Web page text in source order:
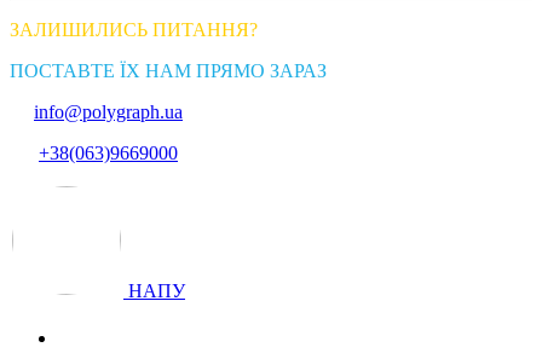
ЗАЛИШИЛИСЬ ПИТАННЯ?
ПОСТАВТЕ ЇХ НАМ ПРЯМО ЗАРАЗ
info@polygraph.ua
+38(063)9669000
НАПУ